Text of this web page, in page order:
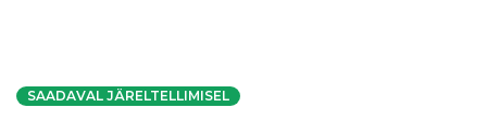
SAADAVAL JÄRELTELLIMISEL